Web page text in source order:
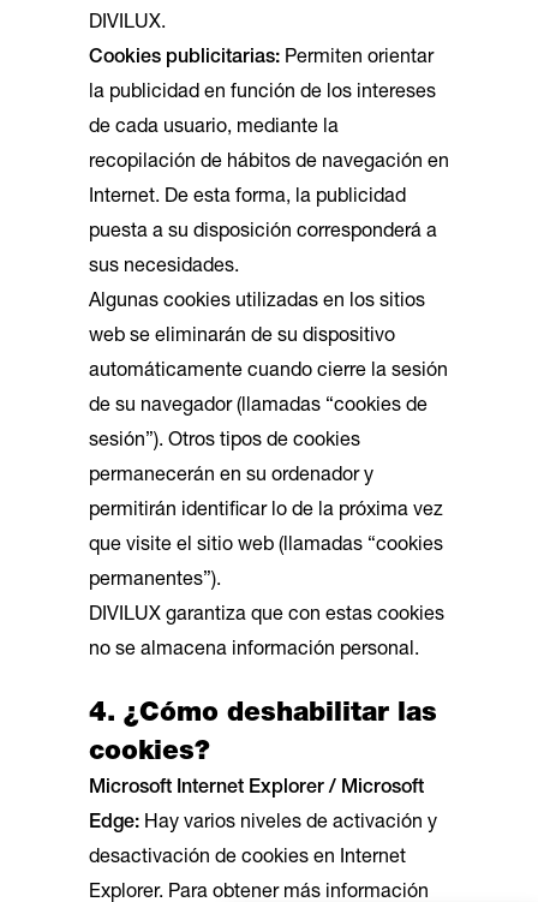
DIVILUX.
Cookies publicitarias: Permiten orientar
la publicidad en función de los intereses
de cada usuario, mediante la
recopilación de hábitos de navegación en
Internet. De esta forma, la publicidad
puesta a su disposición corresponderá a
sus necesidades.
Algunas cookies utilizadas en los sitios
web se eliminarán de su dispositivo
automáticamente cuando cierre la sesión
de su navegador (llamadas “cookies de
sesión”). Otros tipos de cookies
permanecerán en su ordenador y
permitirán identificar lo de la próxima vez
que visite el sitio web (llamadas “cookies
permanentes”).
DIVILUX garantiza que con estas cookies
no se almacena información personal.
4. ¿Cómo deshabilitar las
cookies?
Microsoft Internet Explorer / Microsoft
Edge: Hay varios niveles de activación y
desactivación de cookies en Internet
Explorer. Para obtener más información